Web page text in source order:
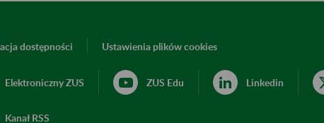
dostępności Ustawienia plików cookies
Elektroniczny ZUS ZUS Edu Linkedin
Kanał RSS